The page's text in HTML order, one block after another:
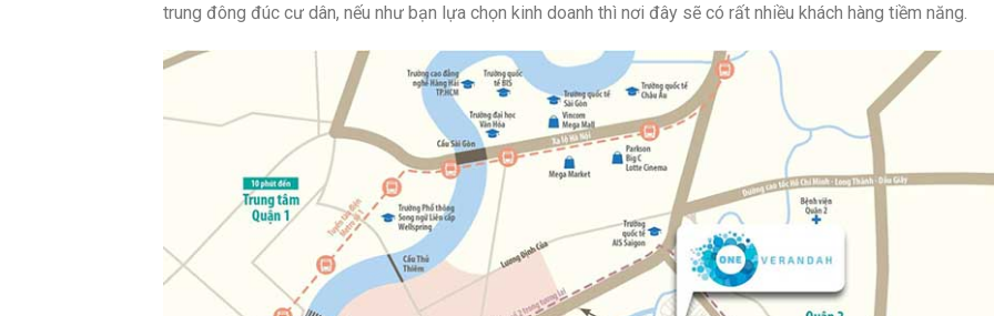
trung đông đúc cư dân, nếu như bạn lựa chọn kinh doanh thì nơi đây sẽ có rất nhiều khách hàng tiềm năng.